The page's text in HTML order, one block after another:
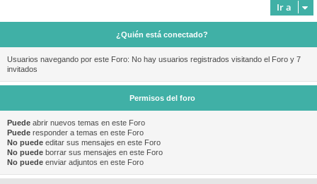
Ir a
¿Quién está conectado?
Usuarios navegando por este Foro: No hay usuarios registrados visitando el Foro y 7
invitados
Permisos del foro
Puede abrir nuevos temas en este Foro
Puede responder a temas en este Foro
No puede editar sus mensajes en este Foro
No puede borrar sus mensajes en este Foro
No puede enviar adjuntos en este Foro